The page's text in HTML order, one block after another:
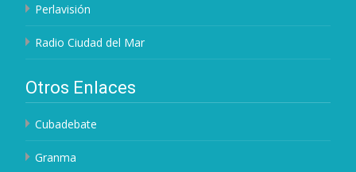
Perlavisión
Radio Ciudad del Mar
Otros Enlaces
Cubadebate
Granma